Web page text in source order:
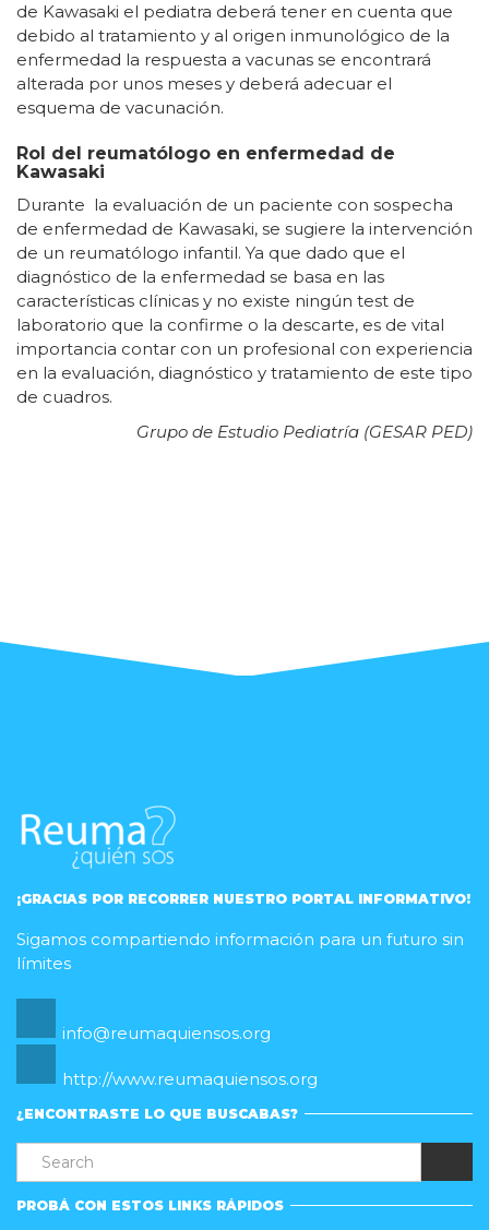
de Kawasaki el pediatra deberá tener en cuenta que
debido al tratamiento y al origen inmunológico de la
enfermedad la respuesta a vacunas se encontrará
alterada por unos meses y deberá adecuar el
esquema de vacunación.
Rol del reumatólogo en enfermedad de
Kawasaki
Durante la evaluación de un paciente con sospecha
de enfermedad de Kawasaki, se sugiere la intervención
de un reumatólogo infantil. Ya que dado que el
diagnóstico de la enfermedad se basa en las
características clínicas y no existe ningún test de
laboratorio que la confirme o la descarte, es de vital
importancia contar con un profesional con experiencia
en la evaluación, diagnóstico y tratamiento de este tipo
de cuadros.
Grupo de Estudio Pediatría (GESAR PED)
¡GRACIAS POR RECORRER NUESTRO PORTAL INFORMATIVO!
Sigamos compartiendo información para un futuro sin
límites
info@reumaquiensos.org
http://www.reumaquiensos.org
¿ENCONTRASTE LO QUE BUSCABAS?
PROBÁ CON ESTOS LINKS RÁPIDOS